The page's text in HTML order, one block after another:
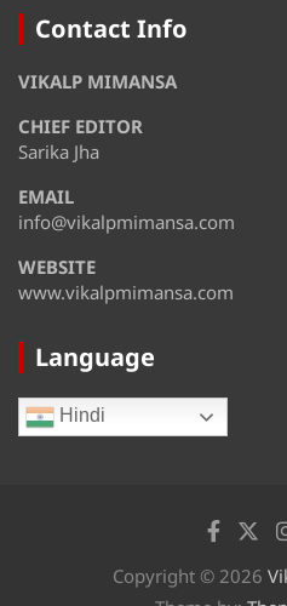
Tuesday
Wednesday
August 13
Thursday
August 14
Friday
Contact Info
VIKALP MIMANSA
CHIEF EDITOR
Sarika Jha
EMAIL
info@vikalpmimansa.com
WEBSITE
www.vikalpmimansa.com
Language
Hindi
Copyright © 2026